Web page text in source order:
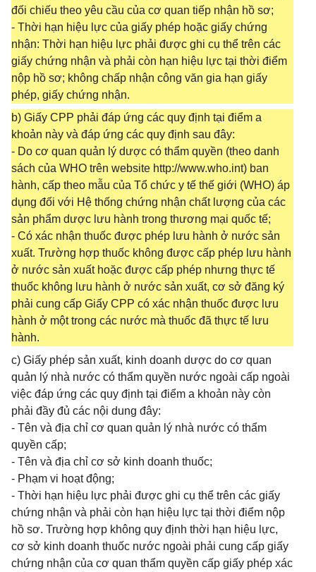
đối chiếu theo yêu cầu của cơ quan tiếp nhận hồ sơ;
- Thời hạn hiệu lực của giấy phép hoặc giấy chứng
nhận: Thời hạn hiệu lực phải được ghi cụ thể trên các
giấy chứng nhận và phải còn hạn hiệu lực tại thời điểm
nộp hồ sơ; không chấp nhận công văn gia hạn giấy
phép, giấy chứng nhận.
b) Giấy CPP phải đáp ứng các quy định tại điểm a
khoản này và đáp ứng các quy định sau đây:
- Do cơ quan quản lý dược có thẩm quyền (theo danh
sách của WHO trên website http://www.who.int) ban
hành, cấp theo mẫu của Tổ chức y tế thế giới (WHO) áp
dụng đối với Hệ thống chứng nhận chất lượng của các
sản phẩm dược lưu hành trong thương mại quốc tế;
- Có xác nhận thuốc được phép lưu hành ở nước sản
xuất. Trường hợp thuốc không được cấp phép lưu hành
ở nước sản xuất hoặc được cấp phép nhưng thực tế
thuốc không lưu hành ở nước sản xuất, cơ sở đăng ký
phải cung cấp Giấy CPP có xác nhận thuốc được lưu
hành ở một trong các nước mà thuốc đã thực tế lưu
hành.
c) Giấy phép sản xuất, kinh doanh dược do cơ quan
quản lý nhà nước có thẩm quyền nước ngoài cấp ngoài
việc đáp ứng các quy định tại điểm a khoản này còn
phải đầy đủ các nội dung đây:
- Tên và địa chỉ cơ quan quản lý nhà nước có thẩm
quyền cấp;
- Tên và địa chỉ cơ sở kinh doanh thuốc;
- Phạm vi hoạt động;
- Thời hạn hiệu lực phải được ghi cụ thể trên các giấy
chứng nhận và phải còn hạn hiệu lực tại thời điểm nộp
hồ sơ. Trường hợp không quy định thời hạn hiệu lực,
cơ sở kinh doanh thuốc nước ngoài phải cung cấp giấy
chứng nhận của cơ quan thẩm quyền cấp giấy phép xác